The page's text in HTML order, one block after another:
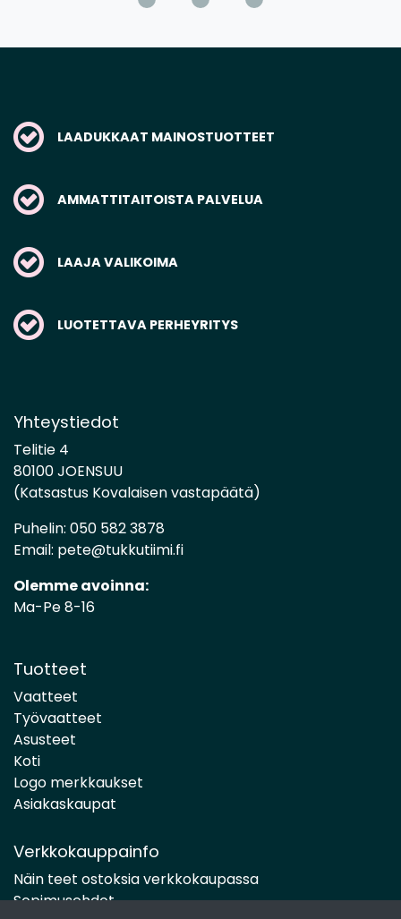
LAADUKKAAT MAINOSTUOTTEET
AMMATTITAITOISTA PALVELUA
LAAJA VALIKOIMA
LUOTETTAVA PERHEYRITYS
Yhteystiedot
Telitie 4
80100 JOENSUU
(Katsastus Kovalaisen vastapäätä)
Puhelin: 050 582 3878
Email: pete@tukkutiimi.fi
Olemme avoinna:
Ma-Pe 8-16
Tuotteet
Vaatteet
Työvaatteet
Asusteet
Koti
Logo merkkaukset
Asiakaskaupat
Verkkokauppainfo
Näin teet ostoksia verkkokaupassa
Sopimusehdot